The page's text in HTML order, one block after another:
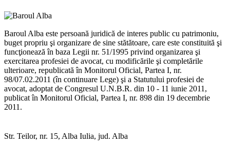
Baroul Alba este persoană juridică de interes public cu patrimoniu,
buget propriu şi organizare de sine stătătoare, care este constituită şi
funcţionează în baza Legii nr. 51/1995 privind organizarea şi
exercitarea profesiei de avocat, cu modificările şi completările
ulterioare, republicată în Monitorul Oficial, Partea I, nr.
98/07.02.2011 (în continuare Lege) şi a Statutului profesiei de
avocat, adoptat de Congresul U.N.B.R. din 10 - 11 iunie 2011,
publicat în Monitorul Oficial, Partea I, nr. 898 din 19 decembrie
2011.
Str. Teilor, nr. 15, Alba Iulia, jud. Alba